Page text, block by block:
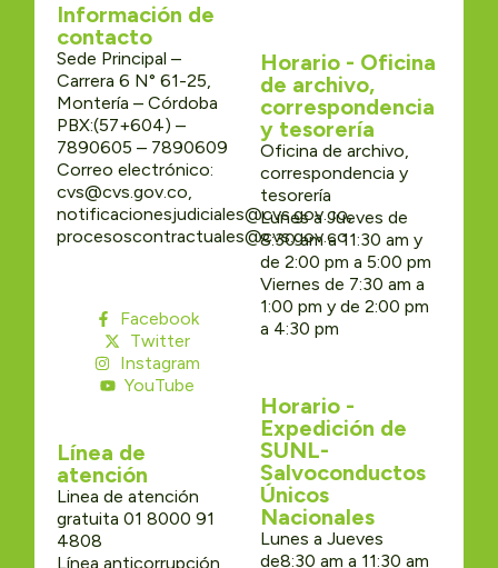
Información de
contacto
Sede Principal –
Carrera 6 N° 61-25,
Montería – Córdoba
PBX:(57+604) –
7890605 – 7890609
Correo electrónico:
cvs@cvs.gov.co,
notificacionesjudiciales@cvs.gov.co,
procesoscontractuales@cvs.gov.co
Facebook
Twitter
Instagram
YouTube
Línea de
atención
Linea de atención
gratuita 01 8000 91
4808
Línea anticorrupción
Horario - Oficina
de archivo,
correspondencia
y tesorería
Oficina de archivo,
correspondencia y
tesorería
Lunes a Jueves de
8:30 am a 11:30 am y
de 2:00 pm a 5:00 pm
Viernes de 7:30 am a
1:00 pm y de 2:00 pm
a 4:30 pm
Horario -
Expedición de
SUNL-
Salvoconductos
Únicos
Nacionales
Lunes a Jueves
de8:30 am a 11:30 am